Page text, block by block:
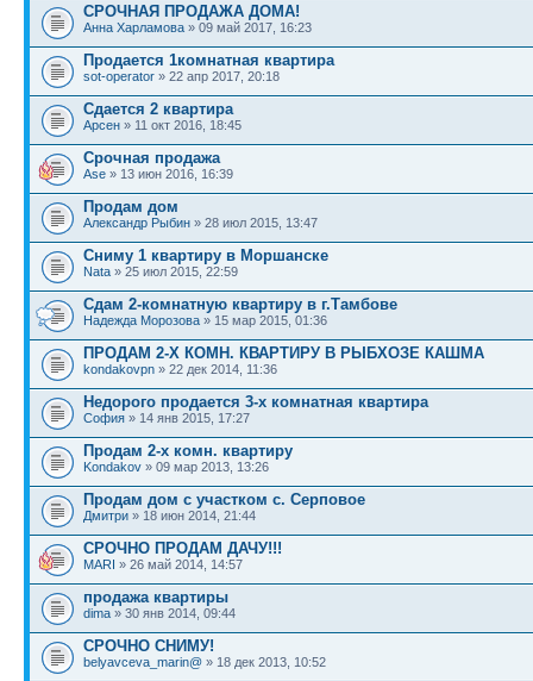
СРОЧНАЯ ПРОДАЖА ДОМА!
Анна Харламова » 09 май 2017, 16:23
Продается 1комнатная квартира
sot-operator » 22 апр 2017, 20:18
Сдается 2 квартира
Арсен » 11 окт 2016, 18:45
Срочная продажа
Ase » 13 июн 2016, 16:39
Продам дом
Александр Рыбин » 28 июл 2015, 13:47
Сниму 1 квартиру в Моршанске
Nata » 25 июл 2015, 22:59
Сдам 2-комнатную квартиру в г.Тамбове
Надежда Морозова » 15 мар 2015, 01:36
ПРОДАМ 2-Х КОМН. КВАРТИРУ В РЫБХОЗЕ КАШМА
kondakovpn » 22 дек 2014, 11:36
Недорого продается 3-х комнатная квартира
София » 14 янв 2015, 17:27
Продам 2-х комн. квартиру
Kondakov » 09 мар 2013, 13:26
Продам дом с участком с. Серповое
Дмитри » 18 июн 2014, 21:44
СРОЧНО ПРОДАМ ДАЧУ!!!
MARI » 26 май 2014, 14:57
продажа квартиры
dima » 30 янв 2014, 09:44
СРОЧНО СНИМУ!
belyavceva_marin@ » 18 дек 2013, 10:52